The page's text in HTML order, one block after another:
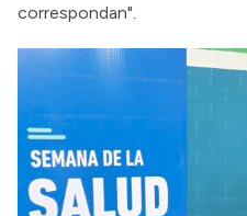
correspondan".